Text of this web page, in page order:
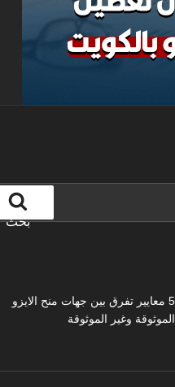
بحث
5 معايير تفرق بين جهات منح الايزو
الموثوقة وغير الموثوقة